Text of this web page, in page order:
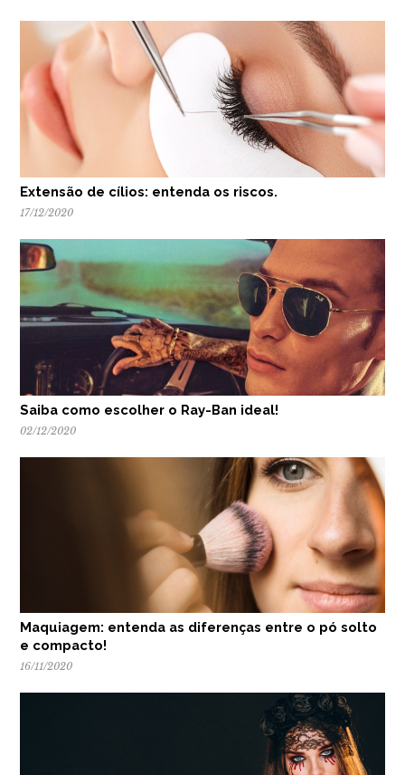
Extensão de cílios: entenda os riscos.
17/12/2020
Saiba como escolher o Ray-Ban ideal!
02/12/2020
Maquiagem: entenda as diferenças entre o pó solto
e compacto!
16/11/2020